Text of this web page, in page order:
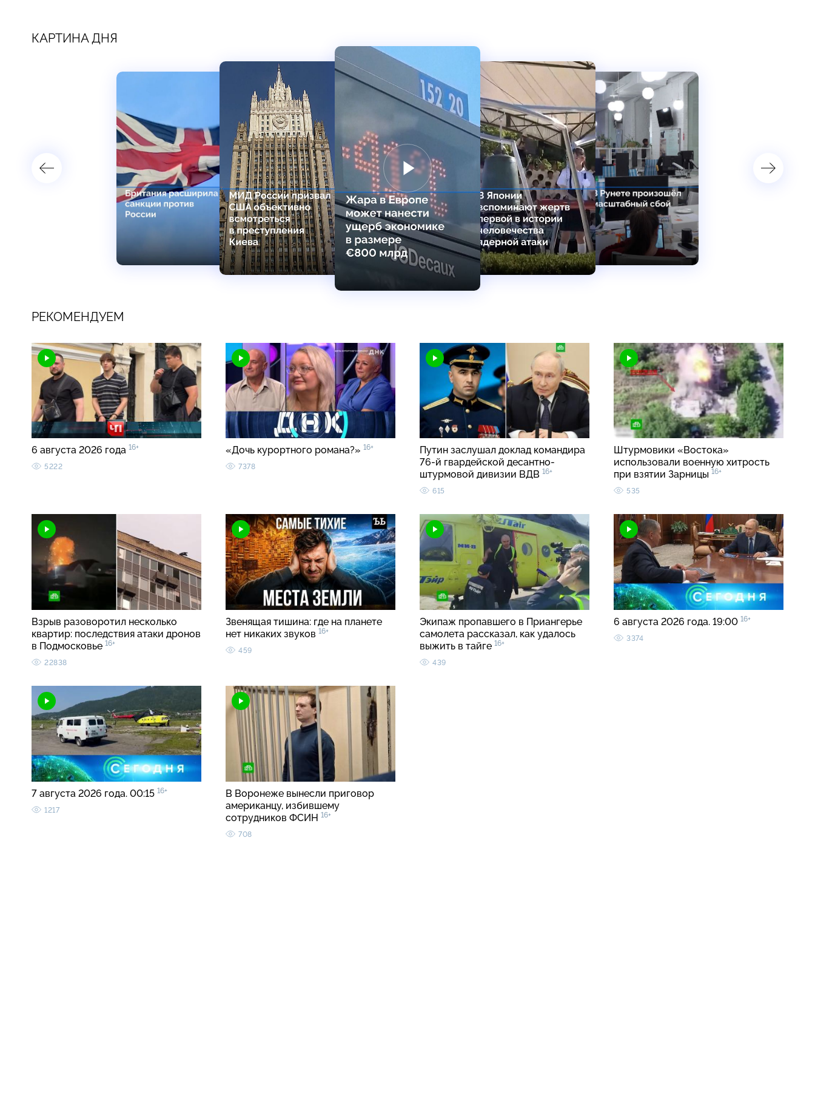
КАРТИНА ДНЯ
РЕКОМЕНДУЕМ
6 августа 2026 года 16+
5222
«Дочь курортного романа?» 16+
7378
Путин заслушал доклад командира
76-й гвардейской десантно-
штурмовой дивизии ВДВ 16+
615
Штурмовики «Востока»
использовали военную хитрость
при взятии Зарницы 16+
535
Взрыв разоворотил несколько
квартир: последствия атаки дронов
в Подмосковье 16+
22838
Звенящая тишина: где на планете
нет никаких звуков 16+
459
Экипаж пропавшего в Приангерье
самолета рассказал, как удалось
выжить в тайге 16+
439
6 августа 2026 года. 19:00 16+
3374
7 августа 2026 года. 00:15 16+
1217
В Воронеже вынесли приговор
американцу, избившему
сотрудников ФСИН 16+
708